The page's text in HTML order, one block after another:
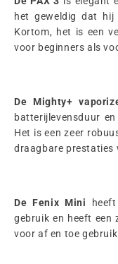
het geweldig dat hij
Kortom, het is een
voor beginners als
De Mighty+
batterijlevensduur
Het is een zeer
draagbare prestaties
De Fenix Mini
gebruik en heeft een
voor af en toe